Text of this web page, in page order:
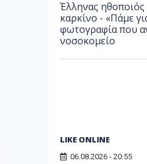
Έλληνας ηθοποιός
καρκίνο - «Πάμε
φωτογραφία που
νοσοκομείο
LIKE ONLINE
06.08.2026 - 20:55